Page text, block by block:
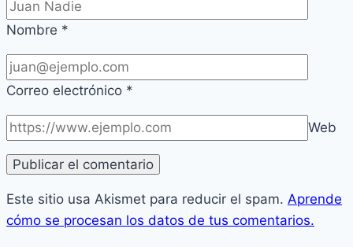
Nombre *
Correo electrónico *
Web
Este sitio usa Akismet para reducir el spam. Aprende
cómo se procesan los datos de tus comentarios.